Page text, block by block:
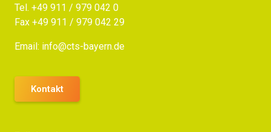
Tel. +49 911 / 979 042 0
Fax +49 911 / 979 042 29
Email: info@cts-bayern.de
Kontakt